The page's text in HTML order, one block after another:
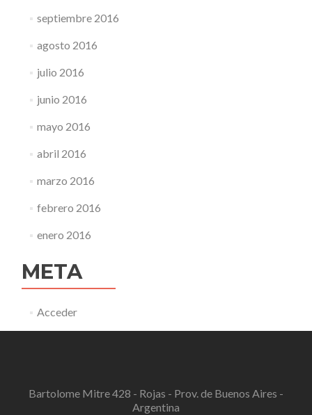
septiembre 2016
agosto 2016
julio 2016
junio 2016
mayo 2016
abril 2016
marzo 2016
febrero 2016
enero 2016
META
Acceder
Bartolome Mitre 428 - Rojas - Prov. de Buenos Aires -
Argentina